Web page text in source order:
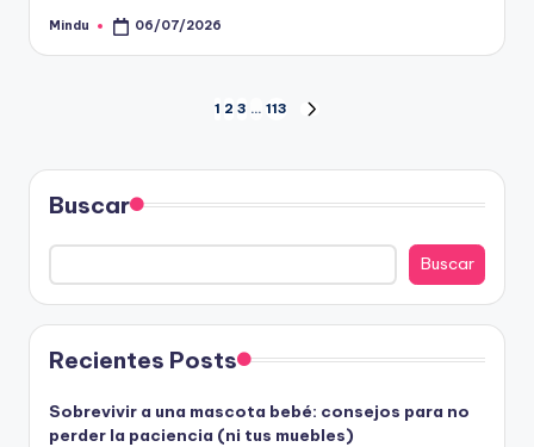
Publicado
Mindu 06/07/2026
Paginación
de
entradas
1 2 3 … 113
Buscar
Buscar
Recientes Posts
Sobrevivir a una mascota bebé: consejos para no
perder la paciencia (ni tus muebles)